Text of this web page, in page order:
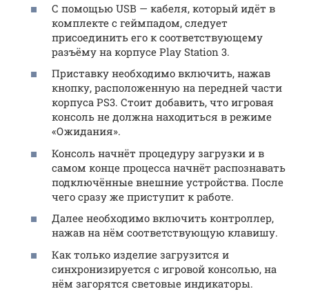
С помощью USB — кабеля, который идёт в
комплекте с геймпадом, следует
присоединить его к соответствующему
разъёму на корпусе Play Station 3.
Приставку необходимо включить, нажав
кнопку, расположенную на передней части
корпуса PS3. Стоит добавить, что игровая
консоль не должна находиться в режиме
«Ожидания».
Консоль начнёт процедуру загрузки и в
самом конце процесса начнёт распознавать
подключённые внешние устройства. После
чего сразу же приступит к работе.
Далее необходимо включить контроллер,
нажав на нём соответствующую клавишу.
Как только изделие загрузится и
синхронизируется с игровой консолью, на
нём загорятся световые индикаторы.